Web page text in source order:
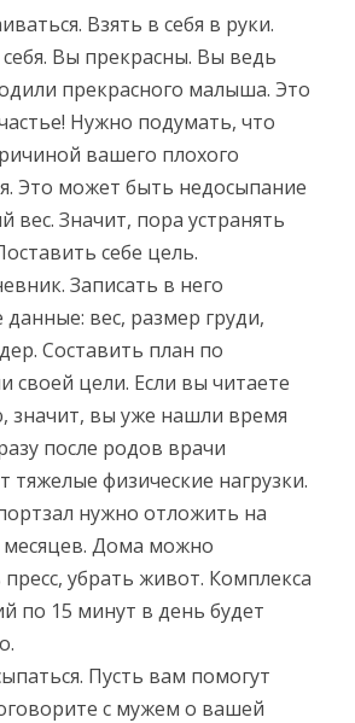
Взять в себя в руки.
Вы прекрасны. Вы ведь
прекрасного малыша. Это
Нужно подумать, что
вашего плохого
Это может быть недосыпание
вес. Значит, пора устранять
себе цель.
Записать в него
вес, размер груди,
Составить план по
своей цели. Если вы читаете
значит, вы уже нашли время
после родов врачи
физические нагрузки.
нужно отложить на
месяцев. Дома можно
убрать живот. Комплекса
по 15 минут в день будет
Пусть вам помогут
с мужем о вашей